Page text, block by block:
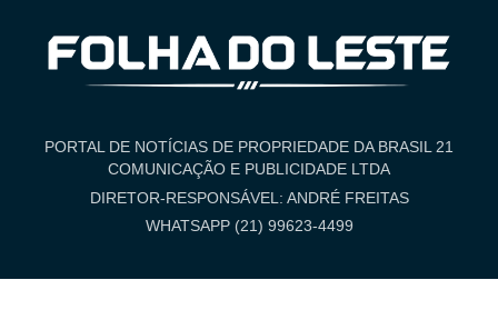
PORTAL DE NOTÍCIAS DE PROPRIEDADE DA BRASIL 21
COMUNICAÇÃO E PUBLICIDADE LTDA
DIRETOR-RESPONSÁVEL: ANDRÉ FREITAS
WHATSAPP (21) 99623-4499